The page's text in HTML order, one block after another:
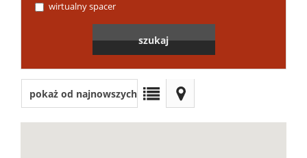
wirtualny spacer
pokaż od najnowszych